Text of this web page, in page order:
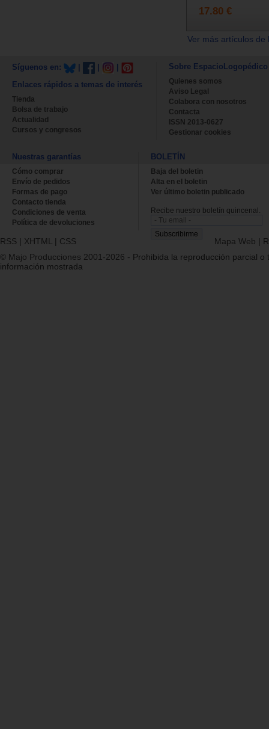
17.80 €
Ver más artículos
Síguenos en:
Enlaces rápidos a temas de interés
Tienda
Bolsa de trabajo
Actualidad
Cursos y congresos
Sobre EspacioLogopédico
Quienes somos
Aviso Legal
Colabora con nosotros
Contacta
ISSN 2013-0627
Gestionar cookies
Nuestras garantías
Cómo comprar
Envío de pedidos
Formas de pago
Contacto tienda
Condiciones de venta
Política de devoluciones
BOLETÍN
Baja del boletin
Alta en el boletin
Ver último boletin publicado
Recibe nuestro boletín quincenal.
RSS | XHTML | CSS Mapa Web |
© Majo Producciones 2001-2026 - Prohibida la reproducción parcial o
información mostrada